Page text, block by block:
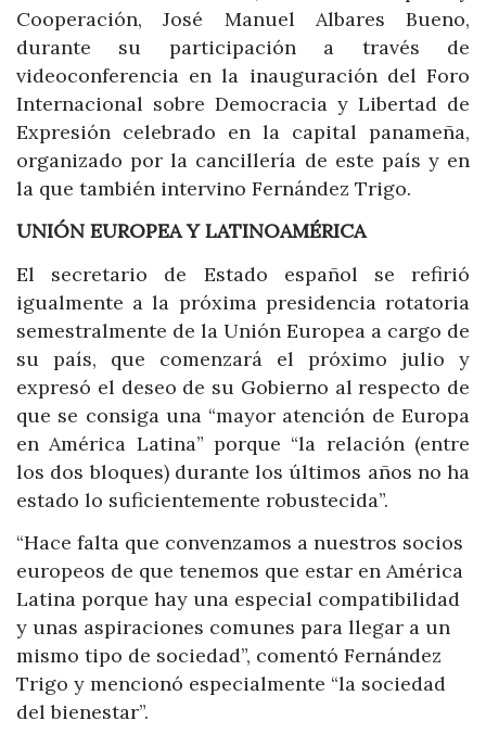
Cooperación, José Manuel Albares Bueno,
durante su participación a través de
videoconferencia en la inauguración del Foro
Internacional sobre Democracia y Libertad de
Expresión celebrado en la capital panameña,
organizado por la cancillería de este país y en
la que también intervino Fernández Trigo.
UNIÓN EUROPEA Y LATINOAMÉRICA
El secretario de Estado español se refirió
igualmente a la próxima presidencia rotatoria
semestralmente de la Unión Europea a cargo de
su país, que comenzará el próximo julio y
expresó el deseo de su Gobierno al respecto de
que se consiga una “mayor atención de Europa
en América Latina” porque “la relación (entre
los dos bloques) durante los últimos años no ha
estado lo suficientemente robustecida”.
“Hace falta que convenzamos a nuestros socios
europeos de que tenemos que estar en América
Latina porque hay una especial compatibilidad
y unas aspiraciones comunes para llegar a un
mismo tipo de sociedad”, comentó Fernández
Trigo y mencionó especialmente “la sociedad
del bienestar”.